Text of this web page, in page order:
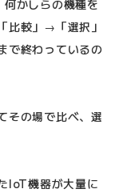
かしらの機種を
比較」→「選択」
で終わっているの
その場で比べ、選
IoT機器が大量に